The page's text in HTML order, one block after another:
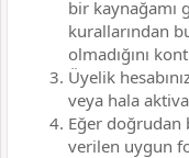
bir kaynağamı
kurallarından
olmadığını
Üyelik
veya hala
Eğer doğrudan
verilen uygun